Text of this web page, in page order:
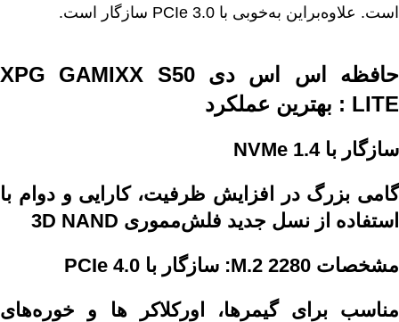
است. علاوه‌براین به‌خوبی با PCIe 3.0 سازگار است.
حافظه اس اس دی XPG GAMIXX S50
LITE : بهترین عملکرد
سازگار با NVMe 1.4
گامی بزرگ در افزایش ظرفیت، کارایی و دوام با
استفاده از نسل جدید فلش‌مموری 3D NAND
مشخصات M.2 2280: سازگار با PCIe 4.0
مناسب برای گیمرها، اورکلاکر ها و خوره‌های